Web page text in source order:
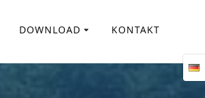
DOWNLOAD KONTAKT